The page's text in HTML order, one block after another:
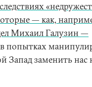
— как,
Михаил Галузин —
попытках
Запад заменить нас